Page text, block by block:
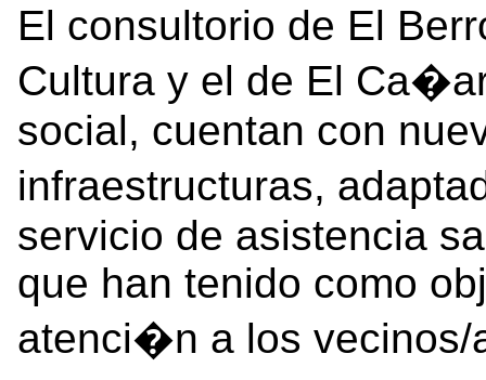
El consultorio de El
Cultura y el de El
social, cuentan con
infraestructuras,
servicio de asistencia
que han tenido como
atenci�n a los